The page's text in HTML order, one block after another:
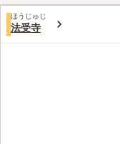
60代女性
ちょっと狭く古
できている。 周りの環境
あって人や車の往来があ
でいた。 近くにはショッ
ほうじゅじ
法受寺